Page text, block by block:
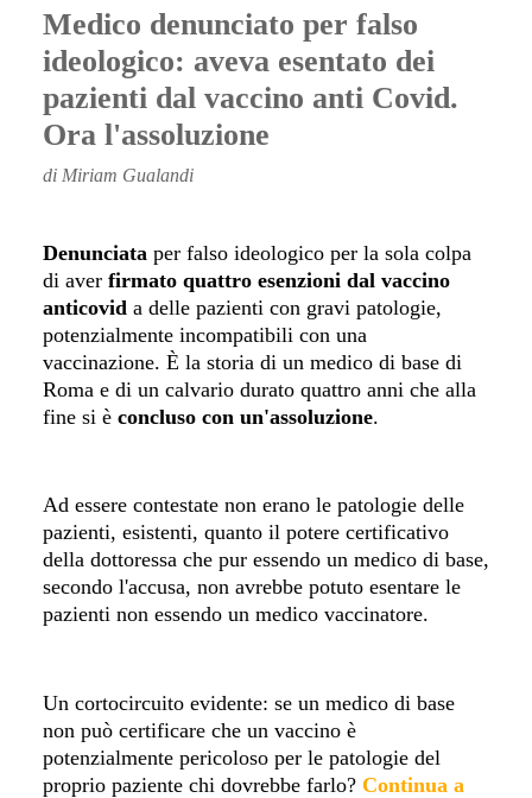
Medico denunciato per falso
ideologico: aveva esentato dei
pazienti dal vaccino anti Covid.
Ora l'assoluzione
di Miriam Gualandi
Denunciata per falso ideologico per la sola colpa
di aver firmato quattro esenzioni dal vaccino
anticovid a delle pazienti con gravi patologie,
potenzialmente incompatibili con una
vaccinazione. È la storia di un medico di base di
Roma e di un calvario durato quattro anni che alla
fine si è concluso con un'assoluzione.
Ad essere contestate non erano le patologie delle
pazienti, esistenti, quanto il potere certificativo
della dottoressa che pur essendo un medico di base,
secondo l'accusa, non avrebbe potuto esentare le
pazienti non essendo un medico vaccinatore.
Un cortocircuito evidente: se un medico di base
non può certificare che un vaccino è
potenzialmente pericoloso per le patologie del
proprio paziente chi dovrebbe farlo? Continua a